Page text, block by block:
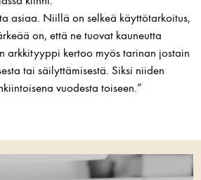
asiaa. Niillä on selkeä käyttötarkoitus,
on, että ne tuovat kauneutta
arkkityyppi kertoo myös tarinan jostain
tai säilyttämisestä. Siksi niiden
vuodesta toiseen.”